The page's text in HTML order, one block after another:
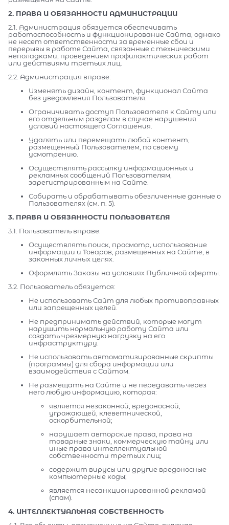
2. ПРАВА И ОБЯЗАННОСТИ АДМИНИСТРАЦИИ
2.1. Администрация обязуется обеспечивать
работоспособность и функционирование Сайта, однако
не несет ответственности за временные сбои и
перерывы в работе Сайта, связанные с техническими
неполадками, проведением профилактических работ
или действиями третьих лиц.
2.2. Администрация вправе:
Изменять дизайн, контент, функционал Сайта
без уведомления Пользователя.
Ограничивать доступ Пользователя к Сайту или
его отдельным разделам в случае нарушения
условий настоящего Соглашения.
Удалять или перемещать любой контент,
размещенный Пользователем, по своему
усмотрению.
Осуществлять рассылку информационных и
рекламных сообщений Пользователям,
зарегистрированным на Сайте.
Собирать и обрабатывать обезличенные данные о
Пользователях (см. п. 5).
3. ПРАВА И ОБЯЗАННОСТИ ПОЛЬЗОВАТЕЛЯ
3.1. Пользователь вправе:
Осуществлять поиск, просмотр, использование
информации и Товаров, размещенных на Сайте, в
законных личных целях.
Оформлять Заказы на условиях Публичной оферты.
3.2. Пользователь обязуется:
Не использовать Сайт для любых противоправных
или запрещенных целей.
Не предпринимать действий, которые могут
нарушить нормальную работу Сайта или
создать чрезмерную нагрузку на его
инфраструктуру.
Не использовать автоматизированные скрипты
(программы) для сбора информации или
взаимодействия с Сайтом.
Не размещать на Сайте и не передавать через
него любую информацию, которая:
является незаконной, вредоносной,
угрожающей, клеветнической,
оскорбительной;
нарушает авторские права, права на
товарные знаки, коммерческую тайну или
иные права интеллектуальной
собственности третьих лиц;
содержит вирусы или другие вредоносные
компьютерные коды;
является несанкционированной рекламой
(спам).
4. ИНТЕЛЛЕКТУАЛЬНАЯ СОБСТВЕННОСТЬ